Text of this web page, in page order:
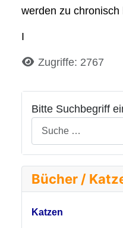
Bitte Suchbegriff
Bücher /
Katzen
werden zu
I
DetailsZugriffe: 2767